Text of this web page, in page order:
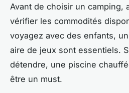
Avant de choisir un camping,
vérifier les commodités
voyagez avec des enfants,
aire de jeux sont essentiels.
détendre, une piscine
être un must.